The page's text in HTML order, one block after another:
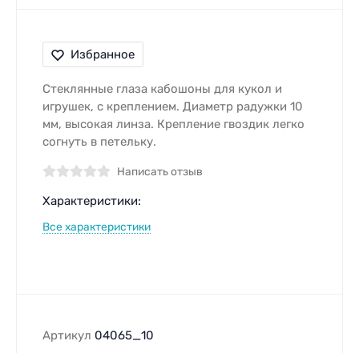
Избранное
Стеклянные глаза кабошоны для кукол и
игрушек, c креплением. Диаметр радужки 10
мм, высокая линза. Крепление гвоздик легко
согнуть в петельку.
Написать отзыв
Характеристики:
Все характеристики
Артикул 04065_10